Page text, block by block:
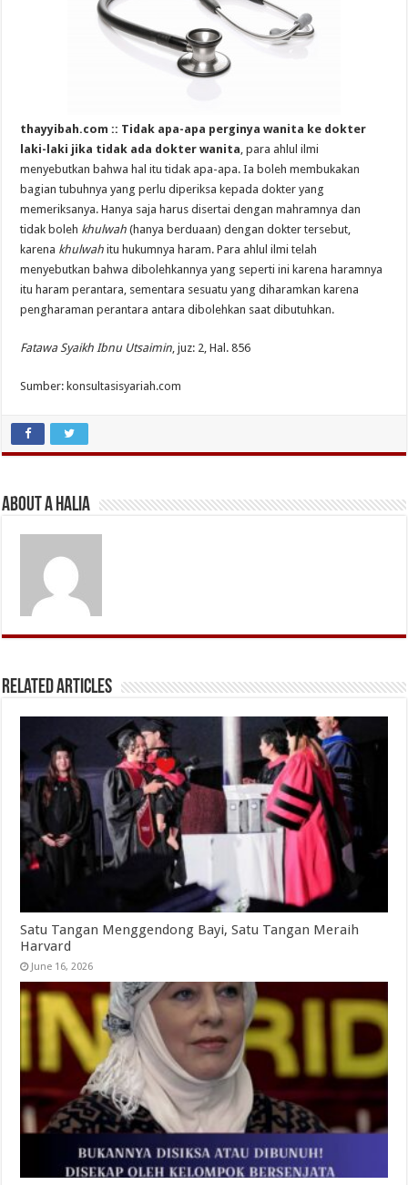
thayyibah.com :: Tidak apa-apa perginya wanita ke dokter
laki-laki jika tidak ada dokter wanita , para ahlul ilmi
menyebutkan bahwa hal itu tidak apa-apa. Ia boleh membukakan
bagian tubuhnya yang perlu diperiksa kepada dokter yang
memeriksanya. Hanya saja harus disertai dengan mahramnya dan
tidak boleh khulwah (hanya berduaan) dengan dokter tersebut,
karena khulwah itu hukumnya haram. Para ahlul ilmi telah
menyebutkan bahwa dibolehkannya yang seperti ini karena haramnya
itu haram perantara, sementara sesuatu yang diharamkan karena
pengharaman perantara antara dibolehkan saat dibutuhkan.
Fatawa Syaikh Ibnu Utsaimin , juz: 2, Hal. 856
Sumber: konsultasisyariah.com
About A Halia
Related Articles
Satu Tangan Menggendong Bayi, Satu Tangan Meraih
Harvard
June 16, 2026